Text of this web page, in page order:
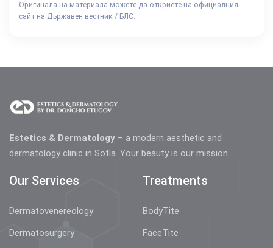
Оригинала на материала можете да откриете на официалния
сайт на Държавен вестник / БЛС.
Estetics & Dermatology – a modern aesthetic and
dermatology clinic in Sofia. Your beauty is our mission.
Our Services
Dermatovenereology
Dermatosurgery
Treatments
BodyTite
FaceTite